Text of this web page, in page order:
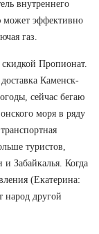
внутреннего
может эффективно
газ.
Пропионат.
Каменск-
сейчас бегаю
моря в ряду
туристов,
Забайкалья. Когда
(Екатерина:
народ другой